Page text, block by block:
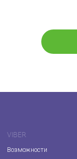
VIBER
Возможности